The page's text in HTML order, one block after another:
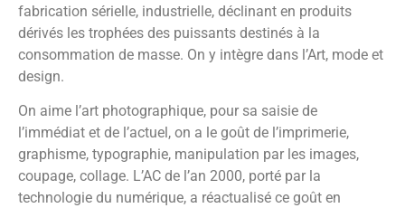
fabrication sérielle, industrielle, déclinant en produits
dérivés les trophées des puissants destinés à la
consommation de masse. On y intègre dans l’Art, mode et
design.
On aime l’art photographique, pour sa saisie de
l’immédiat et de l’actuel, on a le goût de l’imprimerie,
graphisme, typographie, manipulation par les images,
coupage, collage. L’AC de l’an 2000, porté par la
technologie du numérique, a réactualisé ce goût en